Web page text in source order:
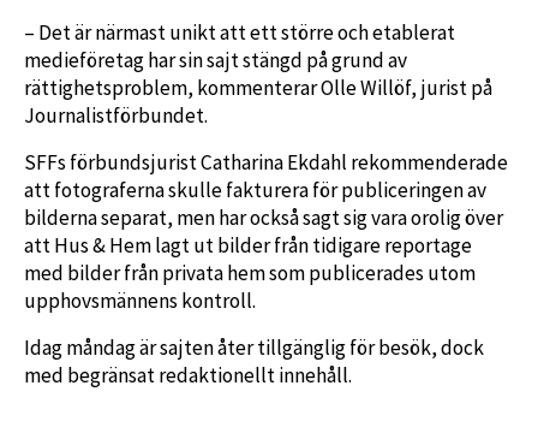
– Det är närmast unikt att ett större och etablerat
medieföretag har sin sajt stängd på grund av
rättighetsproblem, kommenterar Olle Willöf, jurist på
Journalistförbundet.
SFFs förbundsjurist Catharina Ekdahl rekommenderade
att fotograferna skulle fakturera för publiceringen av
bilderna separat, men har också sagt sig vara orolig över
att Hus & Hem lagt ut bilder från tidigare reportage
med bilder från privata hem som publicerades utom
upphovsmännens kontroll.
Idag måndag är sajten åter tillgänglig för besök, dock
med begränsat redaktionellt innehåll.